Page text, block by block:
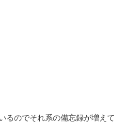
るのでそれ系の備忘録が増えて